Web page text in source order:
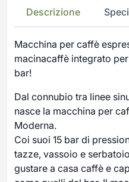
Descrizione
Macchina per caffè
macinacaffè integrato
bar!
Dal connubio tra linee
nasce la macchina per
Moderna.
Coi suoi 15 bar di
tazze, vassoio e
gustare a casa caffè e